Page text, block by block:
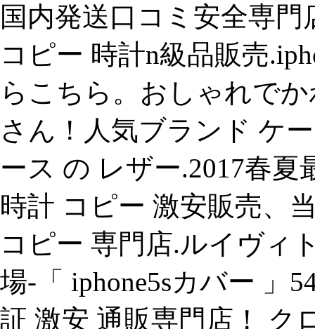
国内発送口コミ安全専
コピー 時計n級品販売
らこちら。おしゃれで
さん！人気ブランド ケ
ース の レザー.2017春
時計 コピー 激安販売、
コピー 専門店.ルイヴィ
場-「 iphone5sカバー 」
証 激安 通販専門店！ ク